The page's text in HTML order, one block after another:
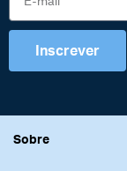
Inscrever
Sobre